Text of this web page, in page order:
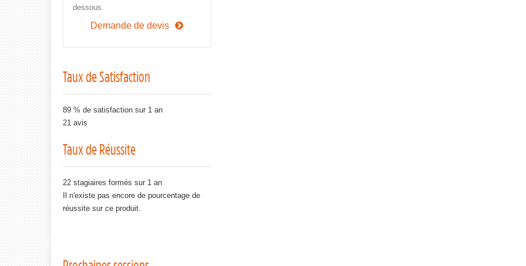
dessous.
Demande de devis
Taux de Satisfaction
89 % de satisfaction sur 1 an
21 avis
Taux de Réussite
22 stagiaires formés sur 1 an
Il n'existe pas encore de pourcentage de
réussite sur ce produit.